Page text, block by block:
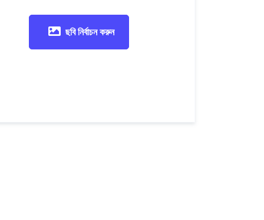
ছবি নির্বাচন করুন